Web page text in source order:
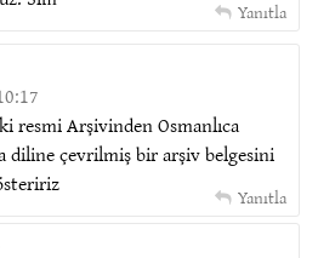
Yanıtla
resmi Arşivinden Osmanlıca
diline çevrilmiş bir arşiv belgesini
Yanıtla